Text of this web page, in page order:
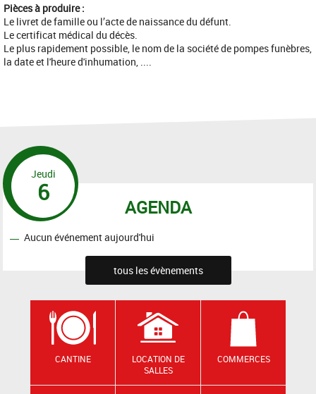
Pièces à produire :
Le livret de famille ou l’acte de naissance du défunt.
Le certificat médical du décès.
Le plus rapidement possible, le nom de la société de pompes funèbres,
la date et l'heure d'inhumation, ....
AGENDA
Jeudi
6
Aucun événement aujourd'hui
tous les évènements
CANTINE
LOCATION DE
SALLES
COMMERCES